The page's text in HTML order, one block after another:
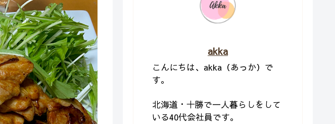
akka
こんにちは、akka（あっか）で
す。
北海道・十勝で一人暮らしをして
いる40代会社員です。